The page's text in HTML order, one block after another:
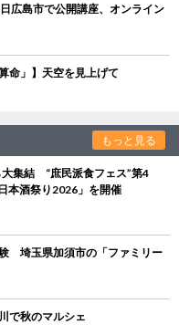
広島市で公開講座、オンライン
命」】天空を見上げて
もっと見る
集結 “庶民派食フェス”第4
本酒祭り2026」を開催
埼玉県加須市の「ファミリー
で秋のマルシェ